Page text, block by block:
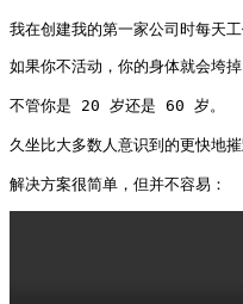
我在创建我的第一家公司时每天
如果你不活动，你的身体就会垮掉
不管你是 20 岁还是 60 岁。
久坐比大多数人意识到的更快地摧
解决方案很简单，但并不容易：